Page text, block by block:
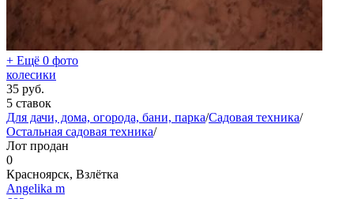
+ Ещё 0 фото
колесики
35 руб.
5 ставок
Для дачи, дома, огорода, бани, парка/Садовая техника/
Остальная садовая техника/
Лот продан
0
Красноярск, Взлётка
Angelika m